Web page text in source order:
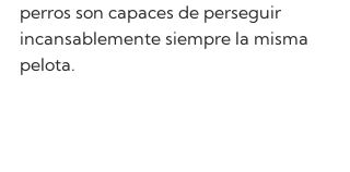
perros son capaces de perseguir
incansablemente siempre la misma
pelota.